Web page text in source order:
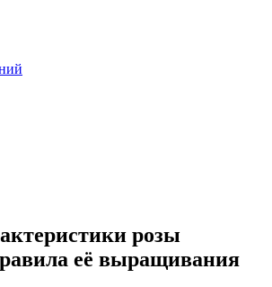
розы
её выращивания